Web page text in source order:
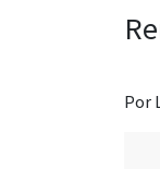
Por